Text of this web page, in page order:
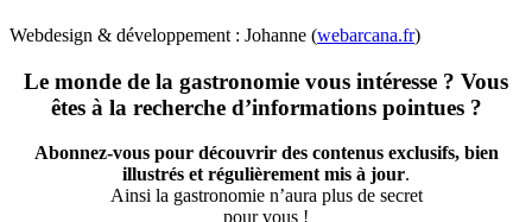
Webdesign & développement : Johanne (webarcana.fr)
Le monde de la gastronomie vous intéresse ? Vous
êtes à la recherche d’informations pointues ?
Abonnez-vous pour découvrir des contenus exclusifs, bien
illustrés et régulièrement mis à jour.
Ainsi la gastronomie n’aura plus de secret
pour vous !